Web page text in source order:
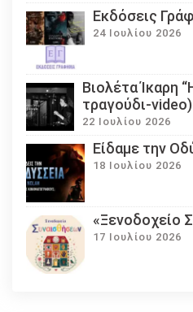
Εκδόσεις
24 Ιουλίου 2026
Βιολέτα Ίκαρη
τραγούδι-video)
22 Ιουλίου 2026
Eίδαμε την
18 Ιουλίου 2026
«Ξενοδοχείο
17 Ιουλίου 2026